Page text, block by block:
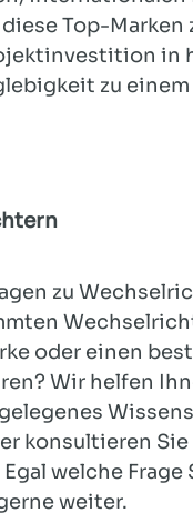
Top-Marken
in
zu
zu
oder einen
Wir helfen
konsultieren
welche
weiter.